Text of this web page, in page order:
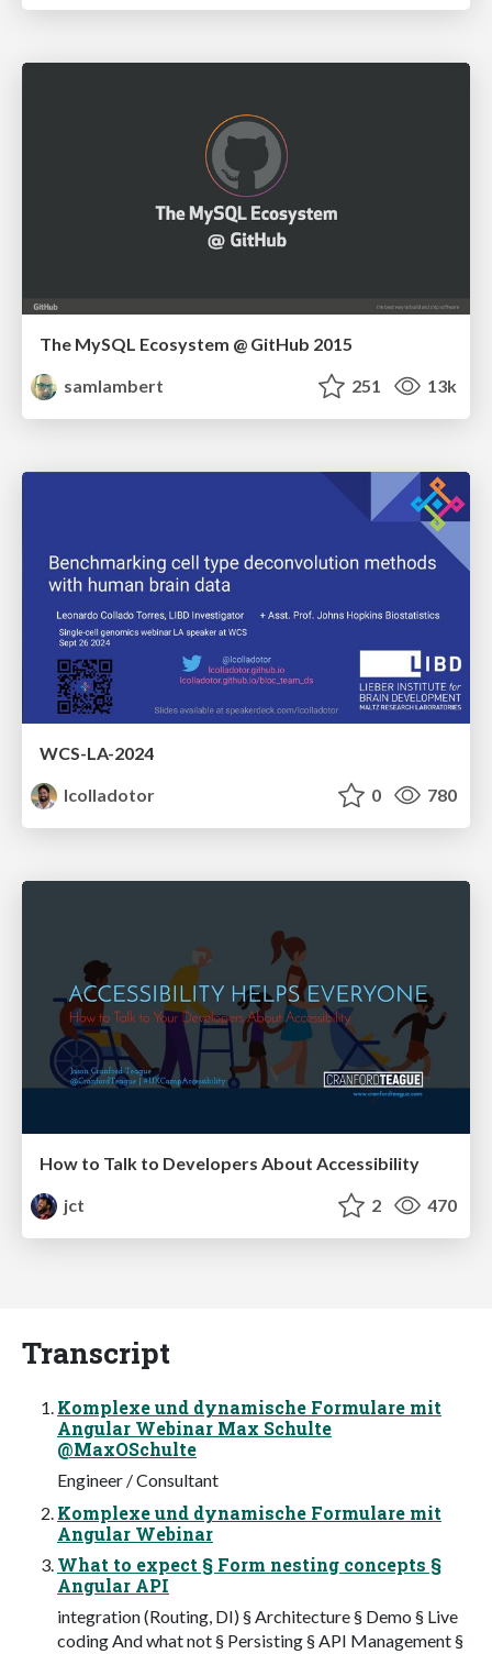
The MySQL Ecosystem @ GitHub 2015
samlambert
251 13k
WCS-LA-2024
lcolladotor
0 780
How to Talk to Developers About Accessibility
jct
2 470
Transcript
Komplexe und dynamische Formulare mit
Angular Webinar Max Schulte
@MaxOSchulte
Engineer / Consultant
Komplexe und dynamische Formulare mit
Angular Webinar
What to expect § Form nesting concepts §
Angular API
integration (Routing, DI) § Architecture § Demo § Live
coding And what not § Persisting § API Management §